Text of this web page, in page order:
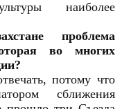
наиболее
проблема
во многих
потому что
сближения